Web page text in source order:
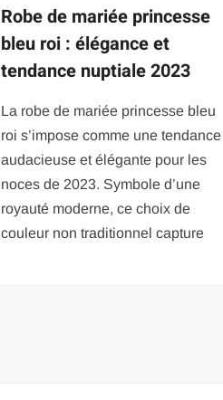
Robe de mariée princesse
bleu roi : élégance et
tendance nuptiale 2023
La robe de mariée princesse bleu
roi s’impose comme une tendance
audacieuse et élégante pour les
noces de 2023. Symbole d’une
royauté moderne, ce choix de
couleur non traditionnel capture